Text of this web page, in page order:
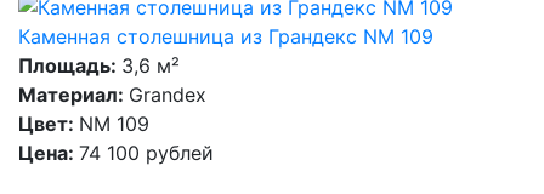
Каменная столешница из Грандекс NM 109
Площадь: 3,6 м²
Материал: Grandex
Цвет: NM 109
Цена: 74 100 рублей